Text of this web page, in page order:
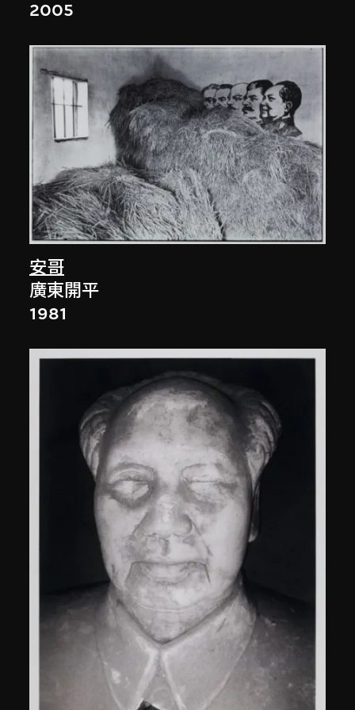
2005
安哥
廣東開平
1981